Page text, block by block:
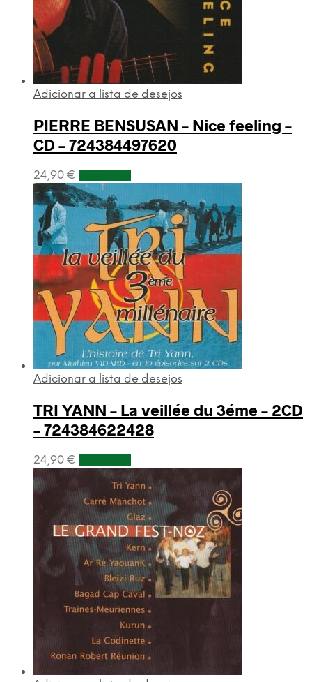
Adicionar a lista de desejos
PIERRE BENSUSAN – Nice feeling –
CD – 724384497620
24,90 €
Adicionar a lista de desejos
TRI YANN – La veillée du 3éme – 2CD
– 724384622428
24,90 €